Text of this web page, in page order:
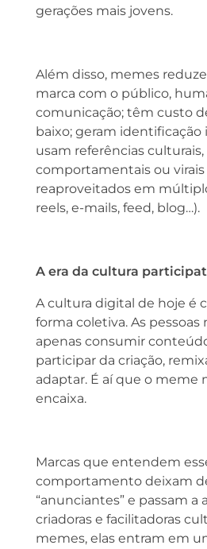
gerações mais jovens.
Além disso, memes
marca com o público,
comunicação; têm custo
baixo; geram identificação
usam referências culturais,
comportamentais ou
reaproveitados em
reels, e-mails, feed, blog…).
A era da cultura
A cultura digital de hoje é
forma coletiva. As pessoas
apenas consumir
participar da criação,
adaptar. É aí que o meme
encaixa.
Marcas que entendem
comportamento deixam
“anunciantes” e passam a
criadoras e facilitadoras
memes, elas entram em